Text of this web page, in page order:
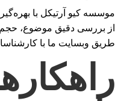
موسسه کیو آرتیکل با
از بررسی دقیق موضوع، حجم
طریق وبسایت ما با